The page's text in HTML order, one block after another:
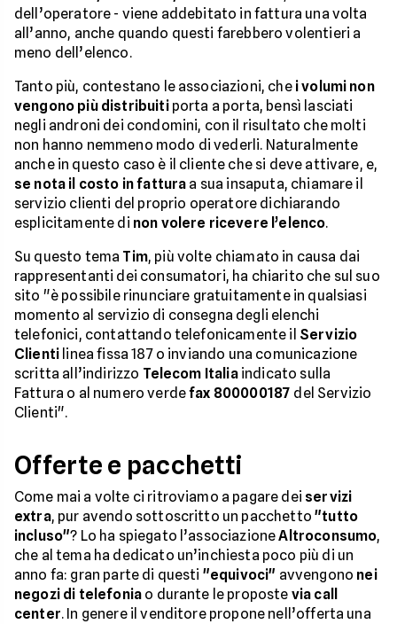
dell’operatore - viene addebitato in fattura una volta
all’anno, anche quando questi farebbero volentieri a
meno dell’elenco.
Tanto più, contestano le associazioni, che i volumi non
vengono più distribuitiporta a porta, bensì lasciati
negli androni dei condomini, con il risultato che molti
non hanno nemmeno modo di vederli. Naturalmente
anche in questo caso è il cliente che si deve attivare, e,
se nota il costo in fattura a sua insaputa, chiamare il
servizio clienti del proprio operatore dichiarando
esplicitamente di non volere ricevere l’elenco.
Su questo tema Tim, più volte chiamato in causa dai
rappresentanti dei consumatori, ha chiarito che sul suo
sito "è possibile rinunciare gratuitamente in qualsiasi
momento al servizio di consegna degli elenchi
telefonici, contattando telefonicamente il Servizio
Clienti linea fissa 187 o inviando una comunicazione
scritta all’indirizzo Telecom Italiaindicato sulla
Fattura o al numero verdefax 800000187 del Servizio
Clienti".
Offerte e pacchetti
Come mai a volte ci ritroviamo a pagare dei servizi
extra, pur avendo sottoscritto un pacchetto"tutto
incluso"? Lo ha spiegato l’associazioneAltroconsumo,
che al tema ha dedicato un’inchiesta poco più di un
anno fa: gran parte di questi "equivoci" avvengono nei
negozi di telefonia o durante le proposte via call
center. In genere il venditore propone nell’offerta una